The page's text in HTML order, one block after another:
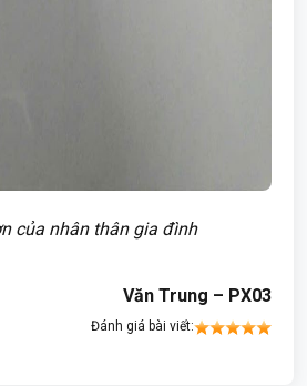
của nhân thân gia đình
Văn Trung – PX03
Đánh giá bài viết: